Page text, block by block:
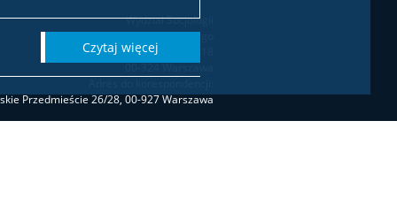
czytaj więcej
Wydział Socjologii
Uniwersytetu Warszawskiego
ul. Karowa 18
00-324 Warszawa
Przedmieście 26/28, 00-927 Warszawa